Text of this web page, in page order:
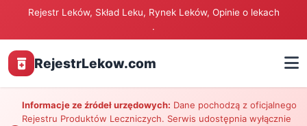
Rejestr Leków, Skład Leku, Rynek Leków, Opinie o lekach
.
RejestrLekow.com
Informacje ze źródeł urzędowych: Dane pochodzą z oficjalnego
Rejestru Produktów Leczniczych. Serwis udostępnia wyłącznie